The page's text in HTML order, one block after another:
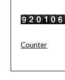
Counter